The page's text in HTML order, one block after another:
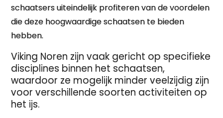
schaatsers uiteindelijk profiteren van de voordelen
die deze hoogwaardige schaatsen te bieden
hebben.
Viking Noren zijn vaak gericht op specifieke
disciplines binnen het schaatsen,
waardoor ze mogelijk minder veelzijdig zijn
voor verschillende soorten activiteiten op
het ijs.